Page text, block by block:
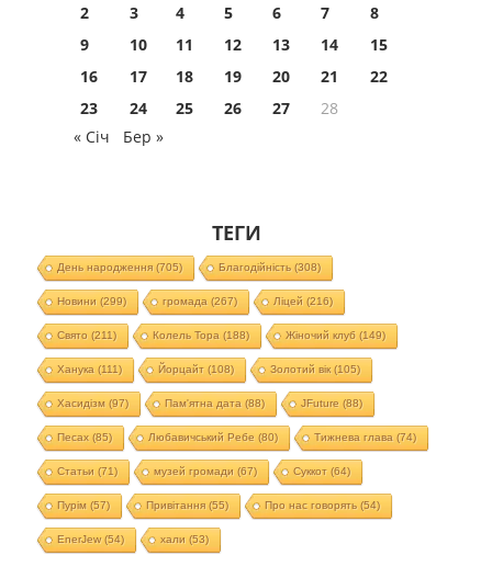
2
3 4 5 6 7
8
9
10 11 12 13 14
15
16
17 18 19 20 21
22
23
24 25 26 27
28
« Січ
Бер »
ТЕГИ
День народження(705) Благодійність (308)
Новини (299) громада (267) Ліцей (216)
Свято (211) Колель Тора (188) Жіночий клуб (149)
Ханука (111) Йорцайт (108) Золотий вік(105)
Хасидізм (97) Пам'ятна дата (88) JFuture (88)
Песах(85) Любавичський Ребе (80) Тижнева глава (74)
Статьи (71) музей громади (67) Суккот (64)
Пурім (57) Привітання(55) Про нас говорять (54)
EnerJew(54) хали (53)